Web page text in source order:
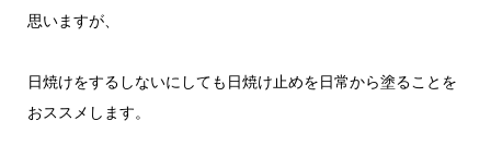
思いますが、
日焼けをするしないにしても日焼け止めを日常から塗ることを
おススメします。